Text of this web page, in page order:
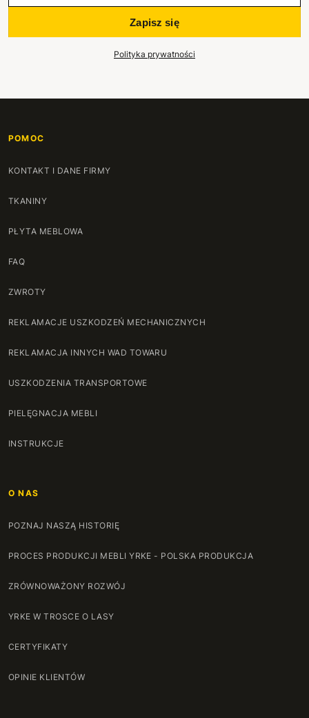
Zapisz się
Polityka prywatności
POMOC
KONTAKT I DANE FIRMY
TKANINY
PŁYTA MEBLOWA
FAQ
ZWROTY
REKLAMACJE USZKODZEŃ MECHANICZNYCH
REKLAMACJA INNYCH WAD TOWARU
USZKODZENIA TRANSPORTOWE
PIELĘGNACJA MEBLI
INSTRUKCJE
O NAS
POZNAJ NASZĄ HISTORIĘ
PROCES PRODUKCJI MEBLI YRKE - POLSKA PRODUKCJA
ZRÓWNOWAŻONY ROZWÓJ
YRKE W TROSCE O LASY
CERTYFIKATY
OPINIE KLIENTÓW